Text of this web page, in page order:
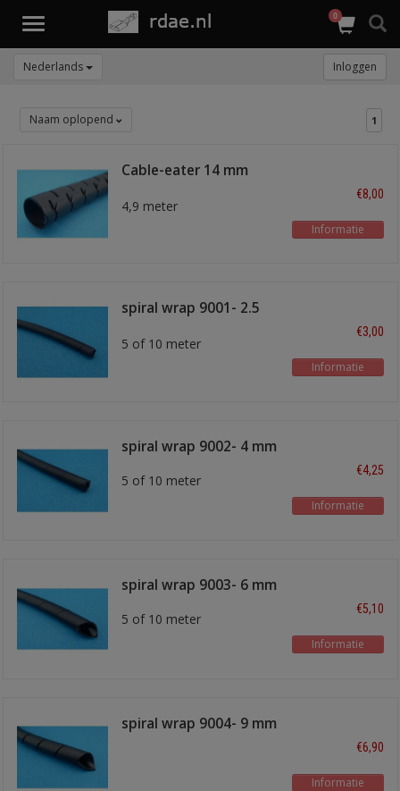
Toggle
0
Nederlands Inloggen
Naam oplopend 1
Cable-eater 14 mm
4,9 meter
€8,00
Informatie
spiral wrap 9001- 2.5
5 of 10 meter
€3,00
Informatie
spiral wrap 9002- 4 mm
5 of 10 meter
€4,25
Informatie
spiral wrap 9003- 6 mm
5 of 10 meter
€5,10
Informatie
spiral wrap 9004- 9 mm
€6,90
Informatie